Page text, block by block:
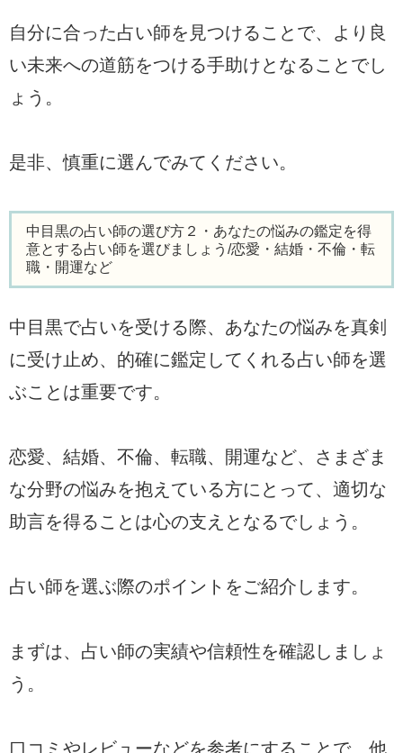
自分に合った占い師を見つけることで、より良
い未来への道筋をつける手助けとなることでし
ょう。
是非、慎重に選んでみてください。
中目黒の占い師の選び方２・あなたの悩みの鑑定を得
意とする占い師を選びましょう/恋愛・結婚・不倫・転
職・開運など
中目黒で占いを受ける際、あなたの悩みを真剣
に受け止め、的確に鑑定してくれる占い師を選
ぶことは重要です。
恋愛、結婚、不倫、転職、開運など、さまざま
な分野の悩みを抱えている方にとって、適切な
助言を得ることは心の支えとなるでしょう。
占い師を選ぶ際のポイントをご紹介します。
まずは、占い師の実績や信頼性を確認しましょ
う。
口コミやレビューなどを参考にすることで、他